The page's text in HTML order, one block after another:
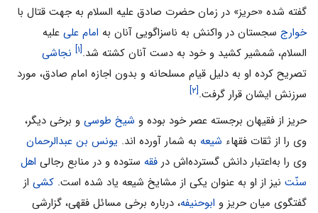
گفته شده «حریز» در زمان حضرت صادق علیه السلام به جهت قتال با
خوارج سجستان در واکنش به ناسزاگویی آنان به امام ­علی علیه
السلام، شمشیر کشید و خود به دست آنان کشته شد.[۱]
نجاشی
تصریح کرده او به دلیل قیام مسلحانه و بدون اجازه امام صادق، مورد
سرزنش ایشان قرار گرفت.[۲]
حریز از فقیهان برجسته عصر خود بوده و شیخ طوسی و برخی دیگر،
وی را از ثقات فقهاء شیعه به شمار آورده اند. یونس‌ بن عبدالرحمان
وی را به‌اعتبار دانش گسترده‌اش در فقه ستوده و در منابع رجالی اهل
سنّت نیز از او به عنوان یکی از مشایخ شیعه یاد شده است. کشی از
گفتگوی میان حریز و ابوحنیفه، درباره برخی مسائل فقهی، گزارشی